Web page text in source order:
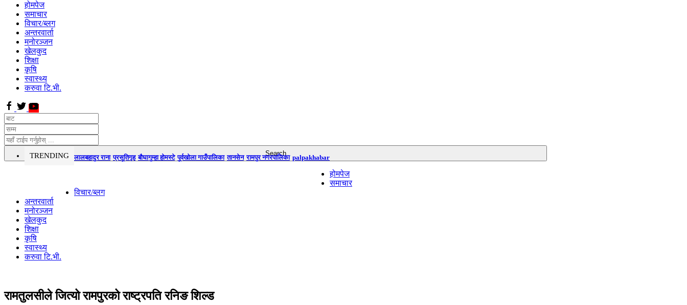
होमपेज
समाचार
विचार/ब्लग
अन्तरवार्ता
मनोरञ्जन
खेलकुद
शिक्षा
कृषि
स्वास्थ्य
करुवा टि.भी.
TRENDING लालबहादुर राना प्रसूतिगृह बौघागुम्हा होमस्टे पूर्वखोला गाउँपालिका तानसेन रामपुर नगरपालिका palpakhabar
होमपेज
समाचार
विचार/ब्लग
अन्तरवार्ता
मनोरञ्जन
खेलकुद
शिक्षा
कृषि
स्वास्थ्य
करुवा टि.भी.
रामतुलसीले जित्यो रामपुरको राष्ट्रपति रनिङ शिल्ड